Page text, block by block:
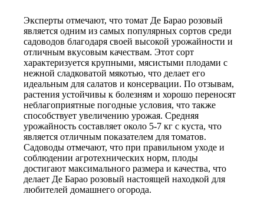
Эксперты отмечают, что томат Де Барао розовый
является одним из самых популярных сортов среди
садоводов благодаря своей высокой урожайности и
отличным вкусовым качествам. Этот сорт
характеризуется крупными, мясистыми плодами с
нежной сладковатой мякотью, что делает его
идеальным для салатов и консервации. По отзывам,
растения устойчивы к болезням и хорошо переносят
неблагоприятные погодные условия, что также
способствует увеличению урожая. Средняя
урожайность составляет около 5-7 кг с куста, что
является отличным показателем для томатов.
Садоводы отмечают, что при правильном уходе и
соблюдении агротехнических норм, плоды
достигают максимального размера и качества, что
делает Де Барао розовый настоящей находкой для
любителей домашнего огорода.